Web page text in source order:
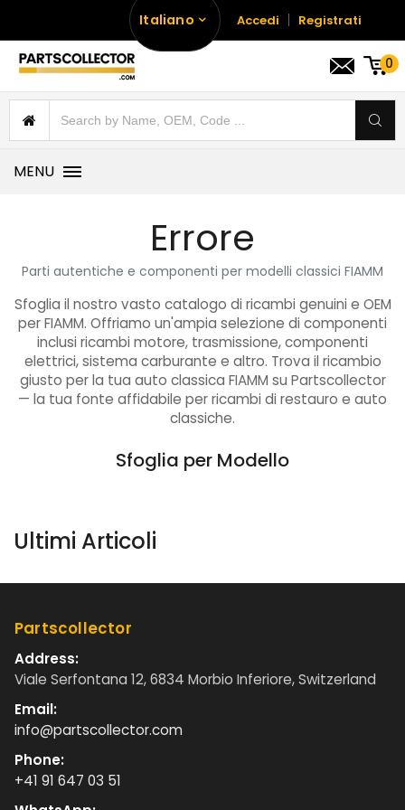
Italiano Accedi Registrati
0
MENU
Errore
Parti autentiche e componenti per modelli classici FIAMM
Sfoglia il nostro vasto catalogo di ricambi genuini e OEM
per FIAMM. Offriamo un'ampia selezione di componenti
inclusi ricambi motore, trasmissione, componenti
elettrici, sistema carburante e altro. Trova il ricambio
giusto per la tua auto classica FIAMM su Partscollector
— la tua fonte affidabile per ricambi di restauro e auto
classiche.
Sfoglia per Modello
Ultimi Articoli
Partscollector
Address:
Viale Serfontana 12, 6834 Morbio Inferiore, Switzerland
Email:
info@partscollector.com
Phone:
+41 91 647 03 51